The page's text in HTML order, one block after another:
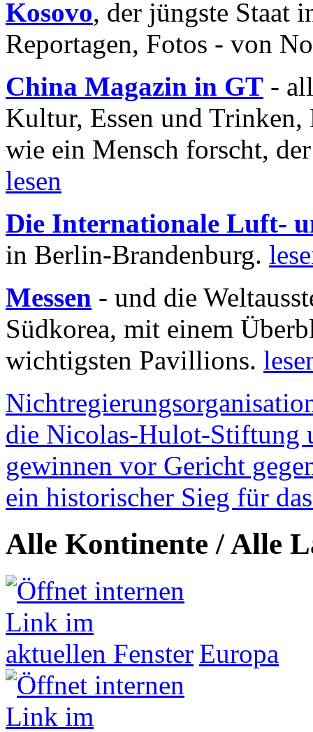
Kosovo, der jüngste Staat
Reportagen, Fotos - von
China Magazin in GT -
Kultur, Essen und
wie ein Mensch forscht,
lesen
Die Internationale Luft-
in Berlin-Brandenburg.
Messen - und die
Südkorea, mit einem
wichtigsten Pavillions.
die Nicolas-Hulot-Stiftung
gewinnen vor Gericht
ein historischer Sieg für
Alle Kontinente / Alle
Europa